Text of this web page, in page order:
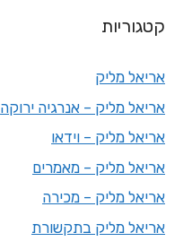
קטגוריות
אריאל מליק
אריאל מליק – אנרגיה ירוקה
אריאל מליק – וידאו
אריאל מליק – מאמרים
אריאל מליק – מכירה
אריאל מליק בתקשורת